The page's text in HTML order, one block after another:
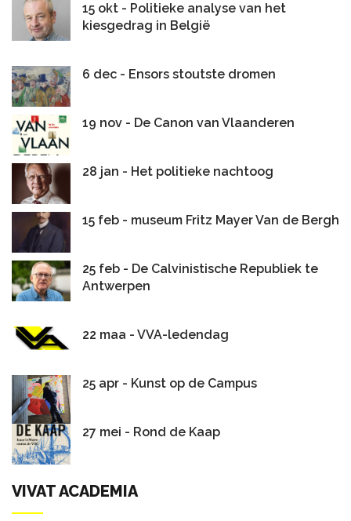
15 okt - Politieke analyse van het
kiesgedrag in België
6 dec - Ensors stoutste dromen
19 nov - De Canon van Vlaanderen
28 jan - Het politieke nachtoog
15 feb - museum Fritz Mayer Van de Bergh
25 feb - De Calvinistische Republiek te
Antwerpen
22 maa - VVA-ledendag
25 apr - Kunst op de Campus
27 mei - Rond de Kaap
VIVAT ACADEMIA